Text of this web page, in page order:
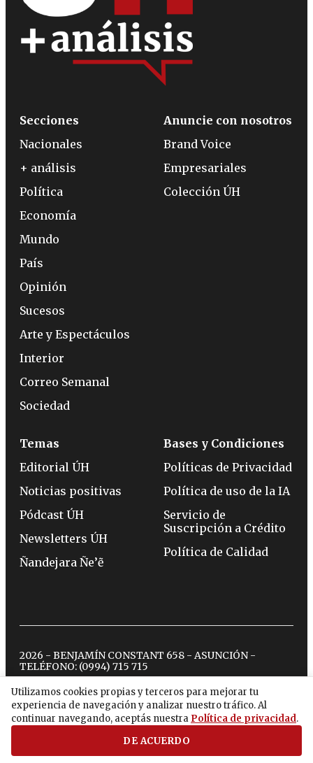
Utilizamos cookies propias y terceros para mejorar tu
experiencia de navegación y analizar nuestro tráfico. Al
continuar navegando, aceptás nuestra Política de privacidad.
DE ACUERDO
Secciones
Nacionales
+ análisis
Política
Economía
Mundo
País
Opinión
Sucesos
Arte y Espectáculos
Interior
Correo Semanal
Sociedad
Anuncie con nosotros
Brand Voice
Empresariales
Colección ÚH
Temas
Editorial ÚH
Noticias positivas
Pódcast ÚH
Newsletters ÚH
Ñandejara Ñe’ẽ
Bases y Condiciones
Políticas de Privacidad
Política de uso de la IA
Servicio de
Suscripción a Crédito
Política de Calidad
2026 - BENJAMÍN CONSTANT 658 - ASUNCIÓN -
TELÉFONO: (0994) 715 715
twitterinstagram
facebook
tiktokyoutubespotify